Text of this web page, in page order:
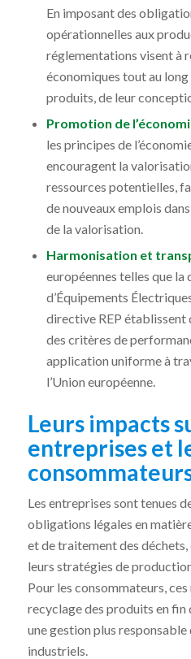
En imposant des
opérationnelles aux
réglementations visent à
économiques tout au long
produits, de leur
Promotion de
les principes de
encouragent la
ressources potentielles,
de nouveaux emplois
de la valorisation.
Harmonisation et
européennes telles que
d’Équipements
directive REP établissent
des critères de
application uniforme à
l’Union européenne.
Leurs impacts
entreprises et
Les entreprises sont tenues
obligations légales en
et de traitement des
leurs stratégies de
Pour les consommateurs,
recyclage des produits en fin
une gestion plus
industriels.